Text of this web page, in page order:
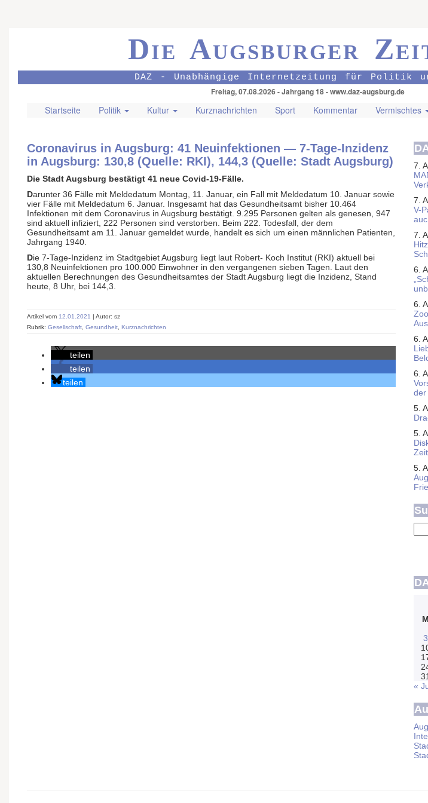
Die Augsburger
DAZ - Unabhängige Internetzeitung für Politik
Freitag, 07.08.2026 - Jahrgang 18 - www.daz-augsburg.de
Startseite Politik Kultur Kurznachrichten Sport Kommentar Vermischtes
Coronavirus in Augsburg: 41 Neuinfektionen — 7-Tage-Inzidenz
in Augsburg: 130,8 (Quelle: RKI), 144,3 (Quelle: Stadt Augsburg)
Die Stadt Augsburg bestätigt 41 neue Covid-19-Fälle.
Darunter 36 Fälle mit Meldedatum Montag, 11. Januar, ein Fall mit Meldedatum 10. Januar sowie
vier Fälle mit Meldedatum 6. Januar. Insgesamt hat das Gesundheitsamt bisher 10.464
Infektionen mit dem Coronavirus in Augsburg bestätigt. 9.295 Personen gelten als genesen, 947
sind aktuell infiziert, 222 Personen sind verstorben. Beim 222. Todesfall, der dem
Gesundheitsamt am 11. Januar gemeldet wurde, handelt es sich um einen männlichen Patienten,
Jahrgang 1940.
Die 7-Tage-Inzidenz im Stadtgebiet Augsburg liegt laut Robert- Koch Institut (RKI) aktuell bei
130,8 Neuinfektionen pro 100.000 Einwohner in den vergangenen sieben Tagen. Laut den
aktuellen Berechnungen des Gesundheitsamtes der Stadt Augsburg liegt die Inzidenz, Stand
heute, 8 Uhr, bei 144,3.
Artikel vom 12.01.2021 | Autor: sz
Rubrik: Gesellschaft Gesundheit Kurznachrichten
teilen
teilen
teilen
7.
7.
V-
7.
6.
6.
6.
6.
der
5.
5.
5.
M
3
31
«